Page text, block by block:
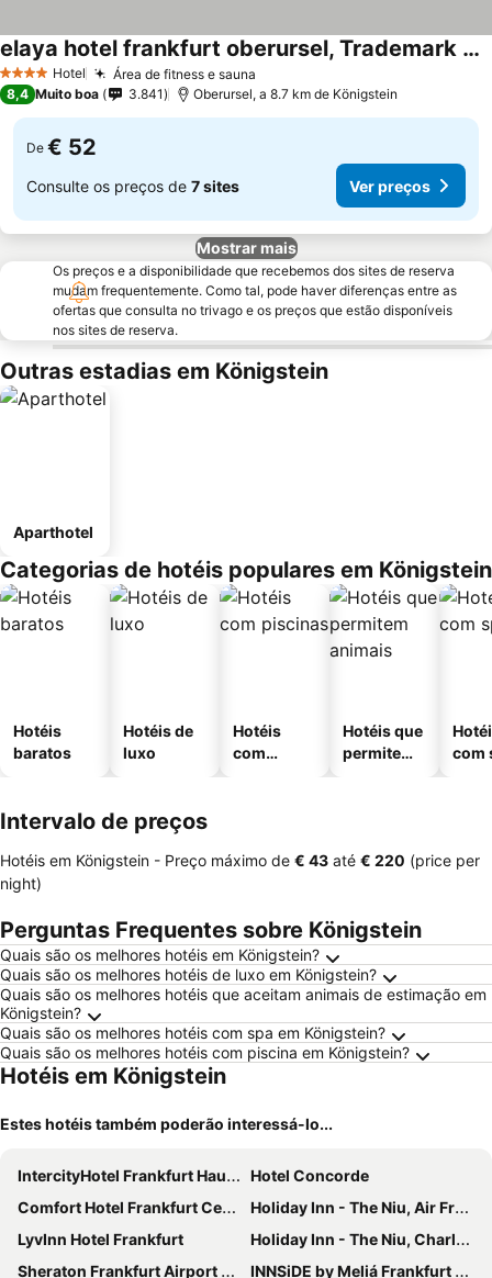
4 EstrelasHotel Área de fitness e sauna
elaya hotel frankfurt oberursel, Trademark Collection by Wyndham
8,4 Muito boa 3.841 Oberursel, a 8.7 km de Königstein
De € 52
Consulte os preços de 7 sites Ver preços
Mostrar mais
Os preços e a disponibilidade que recebemos dos sites de reserva
mudam frequentemente. Como tal, pode haver diferenças entre as
ofertas que consulta no trivago e os preços que estão disponíveis
nos sites de reserva.
Outras estadias em Königstein
Aparthotel
Categorias de hotéis populares em Königstein
Hotéis
baratos
Hotéis de
luxo
Hotéis
com
Hotéis que
permitem
com
Intervalo de preços
Hotéis em Königstein - Preço máximo de ‎€ 43 até ‎€ 220 (price per
night)
Perguntas Frequentes sobre Königstein
Quais são os melhores hotéis em Königstein?
Quais são os melhores hotéis de luxo em Königstein?
Quais são os melhores hotéis que aceitam animais de estimação em
Königstein?
Quais são os melhores hotéis com spa em Königstein?
Quais são os melhores hotéis com piscina em Königstein?
Hotéis em Königstein
Estes hotéis também poderão interessá-lo...
IntercityHotel Frankfurt Hauptbahnhof Süd
Hotel Concorde
Comfort Hotel Frankfurt Central Station
Holiday Inn - The Niu, Air Frankfurt Messe By Ihg
LyvInn Hotel Frankfurt
Holiday Inn - The Niu, Charly Frankfurt City By Ihg
Sheraton Frankfurt Airport Hotel and Conference Center
INNSiDE by Meliá Frankfurt Ostend